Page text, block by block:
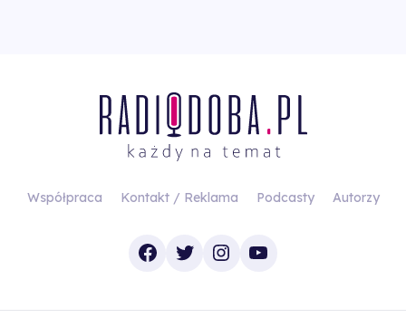
Współpraca Kontakt / Reklama Podcasty Autorzy
Facebook
TwitterInstagram
YouTube